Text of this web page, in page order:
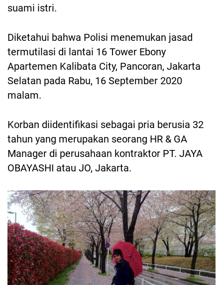
suami istri.
Diketahui bahwa Polisi menemukan jasad
termutilasi di lantai 16 Tower Ebony
Apartemen Kalibata City, Pancoran, Jakarta
Selatan pada Rabu, 16 September 2020
malam.
Korban diidentifikasi sebagai pria berusia 32
tahun yang merupakan seorang HR & GA
Manager di perusahaan kontraktor PT. JAYA
OBAYASHI atau JO, Jakarta.